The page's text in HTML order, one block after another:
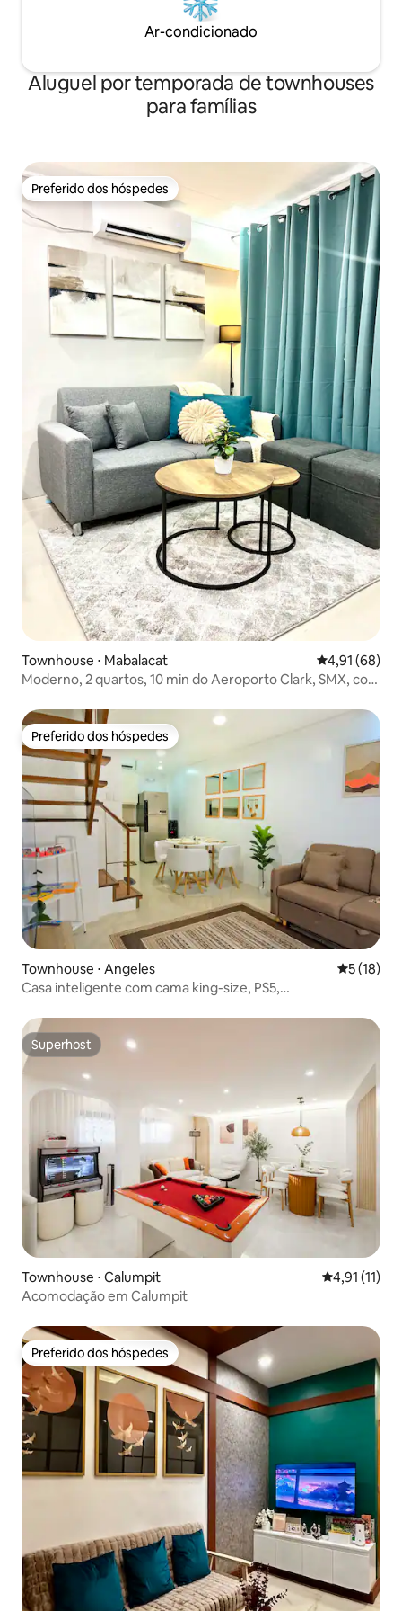
Ar-condicionado
Aluguel por temporada de townhouses
para famílias
Preferido dos hóspedes
Preferido dos hóspedes
Townhouse ⋅ Mabalacat 4,91 de uma
4,91 (68)
Moderno, 2 quartos, 10 min do Aeroporto Clark, SMX, com
Preferido dos hóspedes
Preferido dos hóspedes
Townhouse ⋅ Angeles 5 de uma
5 (18)
Casa inteligente com cama king-size, PS5,
Superhost
Superhost
Townhouse ⋅ Calumpit 4,91 de uma
4,91 (11)
Acomodação em Calumpit
Preferido dos hóspedes
Preferido dos hóspedes